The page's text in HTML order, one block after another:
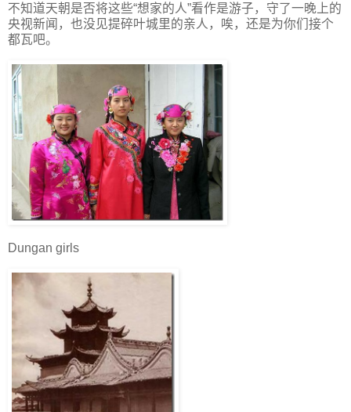
不知道天朝是否将这些“想家的人”看作是游子，守了一晚上的
央视新闻，也没见提碎叶城里的亲人，唉，还是为你们接个
都瓦吧。
Dungan girls